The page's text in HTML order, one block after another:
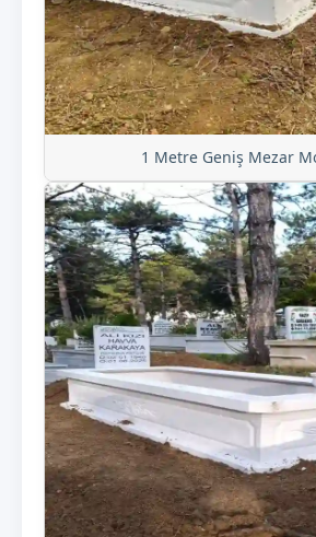
1 Metre Geniş Mezar